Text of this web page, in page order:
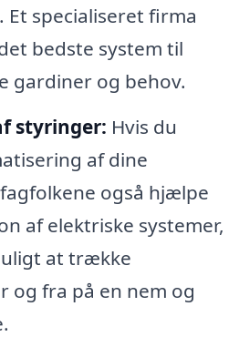
specialiseret firma
bedste system til
gardiner og behov.
styringer: Hvis du
af dine
også hjælpe
af elektriske systemer,
at trække
og fra på en nem og